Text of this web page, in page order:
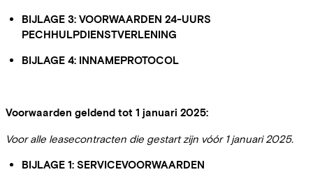
BIJLAGE 3: VOORWAARDEN 24-UURS
PECHHULPDIENSTVERLENING
BIJLAGE 4: INNAMEPROTOCOL
Voorwaarden geldend tot 1 januari 2025:
Voor alle leasecontracten die gestart zijn vóór 1 januari 2025.
BIJLAGE 1: SERVICEVOORWAARDEN